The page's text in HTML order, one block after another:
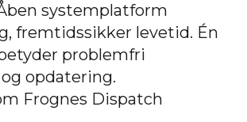
systemplatform
fremtidssikker levetid. Én
problemfri
opdatering.
Frognes Dispatch